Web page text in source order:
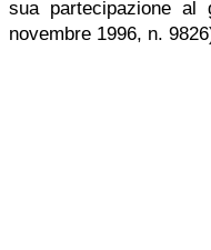
sua partecipazione
novembre 1996, n.